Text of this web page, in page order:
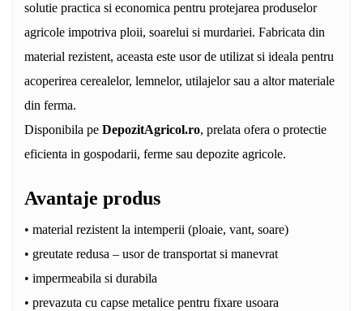
solutie practica si economica pentru protejarea produselor
agricole impotriva ploii, soarelui si murdariei. Fabricata din
material rezistent, aceasta este usor de utilizat si ideala pentru
acoperirea cerealelor, lemnelor, utilajelor sau a altor materiale
din ferma.
Disponibila pe DepozitAgricol.ro, prelata ofera o protectie
eficienta in gospodarii, ferme sau depozite agricole.
Avantaje produs
• material rezistent la intemperii (ploaie, vant, soare)
• greutate redusa – usor de transportat si manevrat
• impermeabila si durabila
• prevazuta cu capse metalice pentru fixare usoara